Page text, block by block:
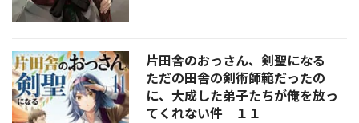
片田舎のおっさん、剣聖になる
ただの田舎の剣術師範だったの
に、大成した弟子たちが俺を放っ
てくれない件 １１